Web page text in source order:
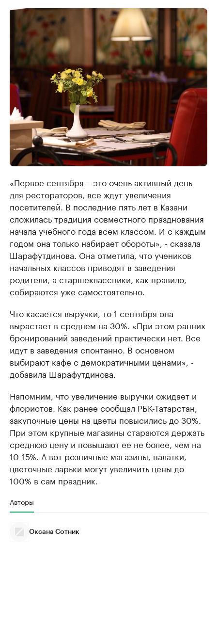
«Первое сентября – это очень активный день
для рестораторов, все ждут увеличения
посетителей. В последние пять лет в Казани
сложилась традиция совместного празднования
начала учебного года всем классом. И с каждым
годом она только набирает обороты», - сказала
Шарафутдинова. Она отметила, что учеников
начальных классов приводят в заведения
родители, а старшеклассники, как правило,
собираются уже самостоятельно.
Что касается выручки, то 1 сентября она
вырастает в среднем на 30%. «При этом ранних
бронирований заведений практически нет. Все
идут в заведения спонтанно. В основном
выбирают кафе с демократичными ценами», -
добавила Шарафутдинова.
Напомним, что увеличение выручки ожидает и
флористов. Как ранее сообщал РБК-Татарстан,
закупочные цены на цветы повысились до 30%.
При этом крупные магазины стараются держать
среднюю цену и повышают ее не более, чем на
10-15%. А вот розничные магазины, палатки,
цветочные ларьки могут увеличить цены до
100% в сам праздник.
Авторы
Оксана Сотник